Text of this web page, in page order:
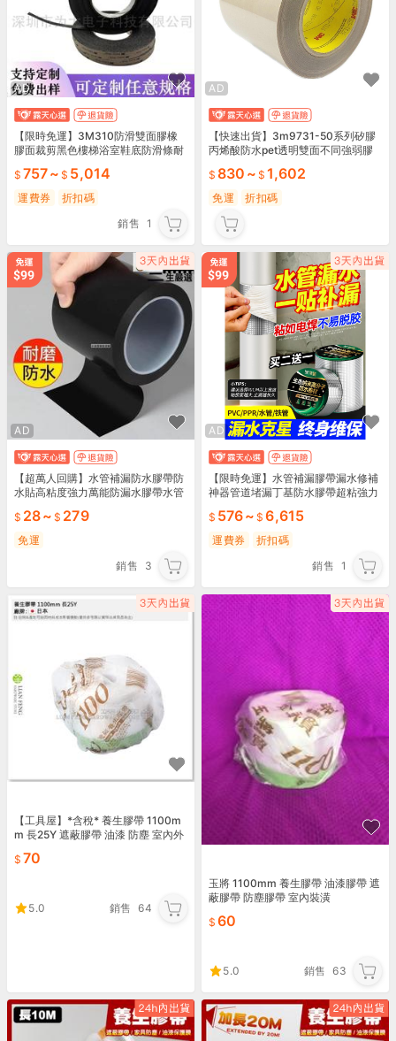
AD
【限時免運】3M310防滑雙面膠橡
膠面裁剪黑色樓梯浴室鞋底防滑條耐
757~ 5,014
運費券
折扣碼
銷售 1
AD
【快速出貨】3m9731-50系列矽膠
丙烯酸防水pet透明雙面不同強弱膠
830 ~ 1,602
免運 折扣碼
AD
【超萬人回購】水管補漏防水膠帶防
水貼高粘度強力萬能防漏水膠帶水管
28~ 279
免運
銷售
3
AD
【限時免運】水管補漏膠帶漏水修補
神器管道堵漏丁基防水膠帶超粘強力
576~ 6,615
運費券
折扣碼
銷售 1
【工具屋】*含稅* 養生膠帶 1100m
m 長25Y 遮蔽膠帶 油漆 防塵 室內外
70
5.0 銷售 64
玉將 1100mm 養生膠帶 油漆膠帶 遮
蔽膠帶 防塵膠帶 室內裝潢
60
5.0 銷售 63